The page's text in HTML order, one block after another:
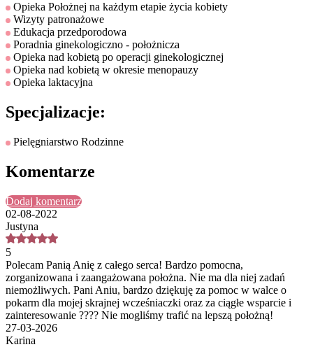
Opieka Położnej na każdym etapie życia kobiety
Wizyty patronażowe
Edukacja przedporodowa
Poradnia ginekologiczno - położnicza
Opieka nad kobietą po operacji ginekologicznej
Opieka nad kobietą w okresie menopauzy
Opieka laktacyjna
Specjalizacje:
Pielęgniarstwo Rodzinne
Komentarze
Dodaj komentarz
02-08-2022
Justyna
5
Polecam Panią Anię z całego serca! Bardzo pomocna,
zorganizowana i zaangażowana położna. Nie ma dla niej zadań
niemożliwych. Pani Aniu, bardzo dziękuję za pomoc w walce o
pokarm dla mojej skrajnej wcześniaczki oraz za ciągłe wsparcie i
zainteresowanie ???? Nie mogliśmy trafić na lepszą położną!
27-03-2026
Karina